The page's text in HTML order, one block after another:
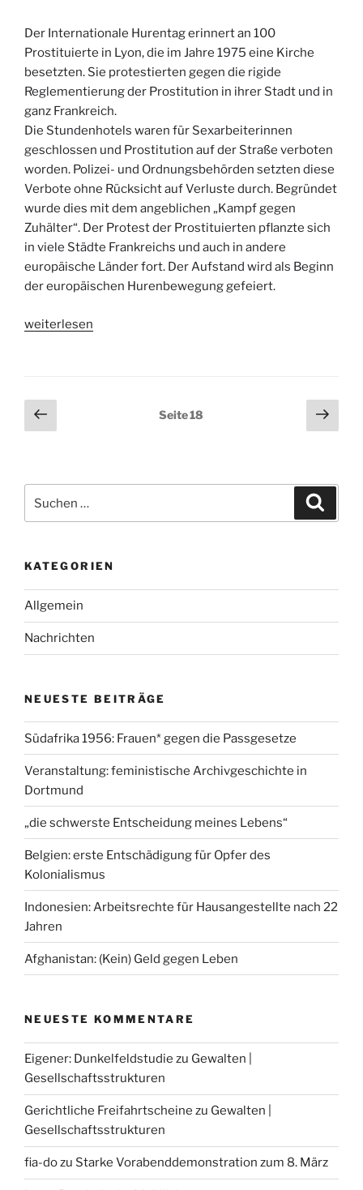
Der Internationale Hurentag erinnert an 100
Prostituierte in Lyon, die im Jahre 1975 eine Kirche
besetzten. Sie protestierten gegen die rigide
Reglementierung der Prostitution in ihrer Stadt und in
ganz Frankreich.
Die Stundenhotels waren für Sexarbeiterinnen
geschlossen und Prostitution auf der Straße verboten
worden. Polizei- und Ordnungsbehörden setzten diese
Verbote ohne Rücksicht auf Verluste durch. Begründet
wurde dies mit dem angeblichen „Kampf gegen
Zuhälter“. Der Protest der Prostituierten pflanzte sich
in viele Städte Frankreichs und auch in andere
europäische Länder fort. Der Aufstand wird als Beginn
der europäischen Hurenbewegung gefeiert.
„Dokumentation:
weiterlesen
Seitennummerierung
der
Vorherige
Seite
Seite18
nach:
KATEGORIEN
Allgemein
Nachrichten
NEUESTE BEITRÄGE
Südafrika 1956: Frauen* gegen die Passgesetze
Veranstaltung: feministische Archivgeschichte in
Dortmund
„die schwerste Entscheidung meines Lebens“
Belgien: erste Entschädigung für Opfer des
Kolonialismus
Indonesien: Arbeitsrechte für Hausangestellte nach 22
Jahren
Afghanistan: (Kein) Geld gegen Leben
NEUESTE KOMMENTARE
Eigener: Dunkelfeldstudie zu Gewalten |
Gesellschaftsstrukturen
Gerichtliche Freifahrtscheine zu Gewalten |
Gesellschaftsstrukturen
fia-dozu Starke Vorabenddemonstration zum 8. März